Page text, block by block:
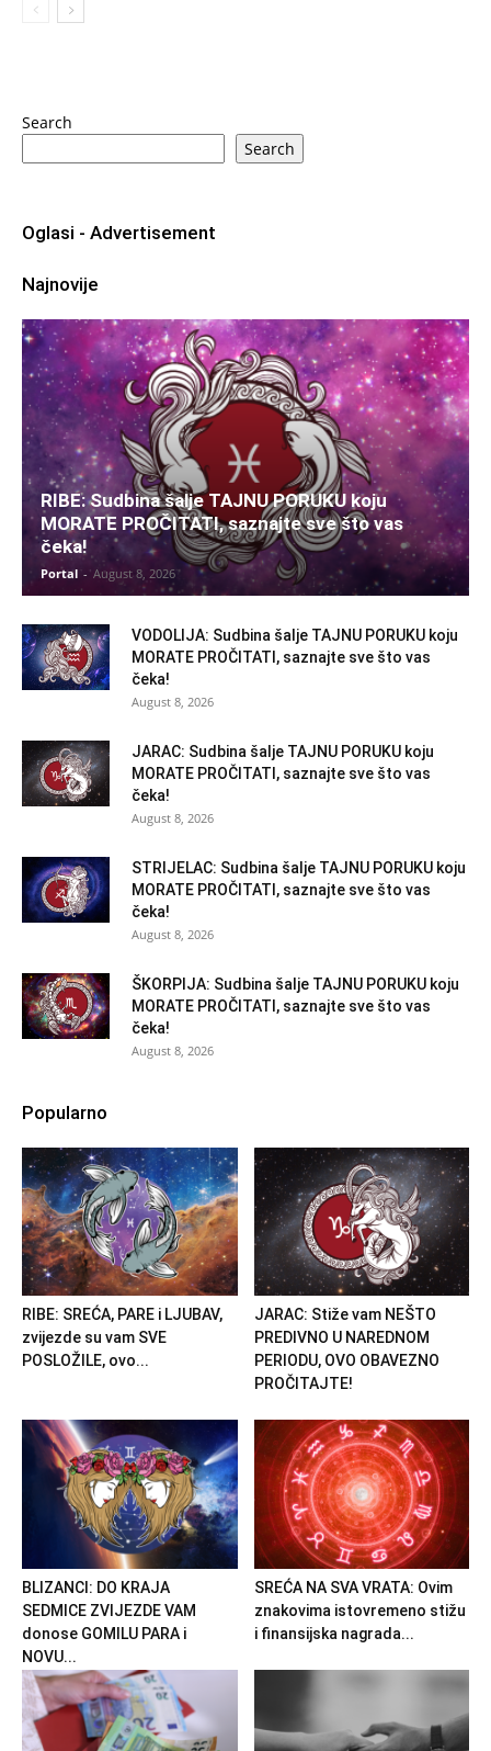
Search
Search
Oglasi - Advertisement
Najnovije
RIBE: Sudbina šalje TAJNU PORUKU koju
MORATE PROČITATI, saznajte sve što vas
čeka!
Portal - August 8, 2026
VODOLIJA: Sudbina šalje TAJNU PORUKU koju
MORATE PROČITATI, saznajte sve što vas
čeka!
August 8, 2026
JARAC: Sudbina šalje TAJNU PORUKU koju
MORATE PROČITATI, saznajte sve što vas
čeka!
August 8, 2026
STRIJELAC: Sudbina šalje TAJNU PORUKU koju
MORATE PROČITATI, saznajte sve što vas
čeka!
August 8, 2026
ŠKORPIJA: Sudbina šalje TAJNU PORUKU koju
MORATE PROČITATI, saznajte sve što vas
čeka!
August 8, 2026
Popularno
RIBE: SREĆA, PARE i LJUBAV,
zvijezde su vam SVE
POSLOŽILE, ovo...
JARAC: Stiže vam NEŠTO
PREDIVNO U NAREDNOM
PERIODU, OVO OBAVEZNO
PROČITAJTE!
BLIZANCI: DO KRAJA
SEDMICE ZVIJEZDE VAM
donose GOMILU PARA i
NOVU...
SREĆA NA SVA VRATA: Ovim
znakovima istovremeno stižu
i finansijska nagrada...